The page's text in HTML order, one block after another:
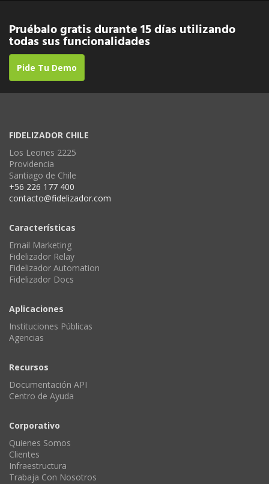
Pruébalo gratis durante 15 días utilizando
todas sus funcionalidades
Pide Tu Demo
FIDELIZADOR CHILE
Los Leones 2225
Providencia
Santiago de Chile
+56 226 177 400
contacto@fidelizador.com
Características
Email Marketing
Fidelizador Relay
Fidelizador Automation
Fidelizador Docs
Aplicaciones
Instituciones Públicas
Agencias
Recursos
Documentación API
Centro de Ayuda
Corporativo
Quienes Somos
Clientes
Infraestructura
Trabaja Con Nosotros